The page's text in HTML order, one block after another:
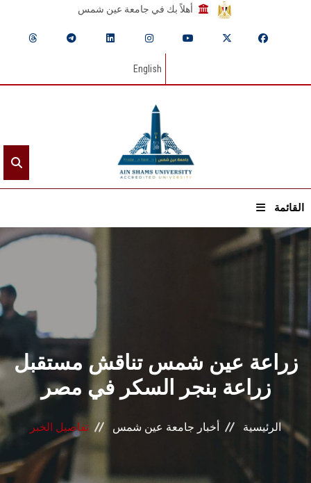
أهلاً بك في جامعة عين شمس
English
القائمة
الرئيسيـة
عن الجامعة
القطاعـات
الشئون الأكاديمية
البحث العلمي
الرعاية الصحية
المراكز والوحدات
زراعة عين شمس تناقش مستقبل
زراعة بنجر السكر في مصر
الرئيسية أخبار جامعة عين شمس تفاصيل الخبر